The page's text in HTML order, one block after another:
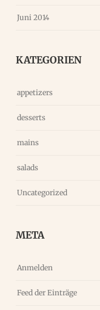
Juni 2014
KATEGORIEN
appetizers
desserts
mains
salads
Uncategorized
META
Anmelden
Feed der Einträge